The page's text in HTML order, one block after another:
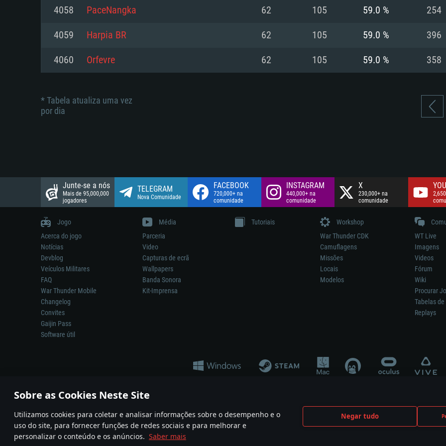
Sobre as Cookies Neste Site
Utilizamos cookies para coletar e analisar informações sobre o desempenho e o
uso do site, para fornecer funções de redes sociais e para melhorar e
personalizar o conteúdo e os anúncios. Saber mais
Negar tudo
Disco: 23,1 GB
Network: Internet de banda larga.
Disco: 21,5 GB
Disco: 60,2 GB
Network: Internet de banda larga.
Disco: 21,5 GB
Network:
Disco: 60,2 GB
4058 PaceNangka 62 105 59.0 % 254
4059 Harpia BR 62 105 59.0 % 396
4060 Orfеvre 62 105 59.0 % 358
* Tabela atualiza uma vez
por dia
Junte-se a nós
Mais de 95,000,000
jogadores
TELEGRAM
Nova Comunidade
FACEBOOK
720,000+ na
comunidade
INSTAGRAM
440,000+ na
comunidade
X
230,000+ na
comunidade
Jogo
Acerca do jogo
Notícias
Devblog
Veículos Militares
FAQ
War Thunder Mobile
Changelog
Convites
Gaijin Pass
Software útil
Média
Parceria
Video
Capturas de ecrã
Wallpapers
Banda Sonora
Kit-Imprensa
Tutoriais
Workshop
War Thunder CDK
Camuflagens
Missões
Locais
Modelos
WT Live
Imagens
Videos
Fórum
Wiki
Procurar
Tabelas
Replays
A reprodução de qualquer sistema de armas ou veículo neste jogo não significa participação no desenvolvimento, patrocínio ou aval do respetivo
© 2011—2026 Gaijin Games Kft. All trademarks, logos and brand names are the property of their respective owners.
Termos e condições Termos de Serviço